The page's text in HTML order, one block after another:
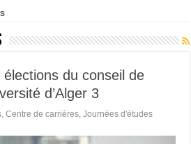
du conseil de
d’Alger 3
,Centre de carrières,Journées d'études